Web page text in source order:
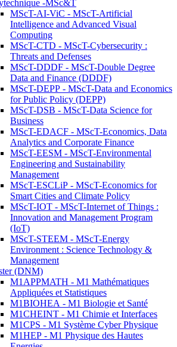
-MSc&T
MScT-AI-ViC - MScT-Artificial
Intelligence and Advanced Visual
Computing
MScT-CTD - MScT-Cybersecurity :
Threats and Defenses
MScT-DDDF - MScT-Double Degree
Data and Finance (DDDF)
MScT-DEPP - MScT-Data and Economics
for Public Policy (DEPP)
MScT-DSB - MScT-Data Science for
Business
MScT-EDACF - MScT-Economics, Data
Analytics and Corporate Finance
MScT-EESM - MScT-Environmental
Engineering and Sustainability
Management
MScT-ESCLiP - MScT-Economics for
Smart Cities and Climate Policy
MScT-IOT - MScT-Internet of Things :
Innovation and Management Program
(IoT)
MScT-STEEM - MScT-Energy
Environment : Science Technology &
Management
(DNM)
M1APPMATH - M1 Mathématiques
Appliquées et Statistiques
M1BIOHEA - M1 Biologie et Santé
M1CHEINT - M1 Chimie et Interfaces
M1CPS - M1 Système Cyber Physique
M1HEP - M1 Physique des Hautes